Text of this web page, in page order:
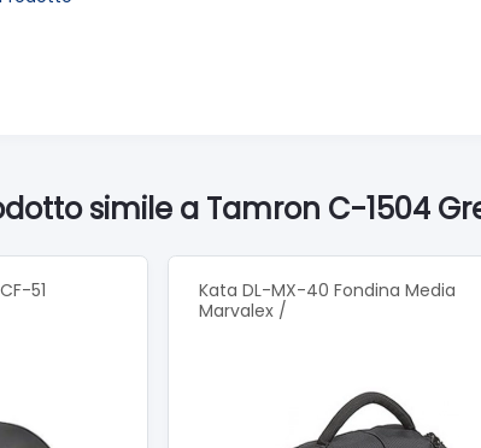
simile a Tamron C-1504
51
Kata DL-MX-40 Fondina Media
Marvalex /